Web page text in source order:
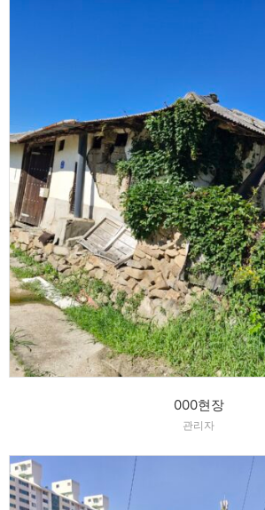
000현장
관리자